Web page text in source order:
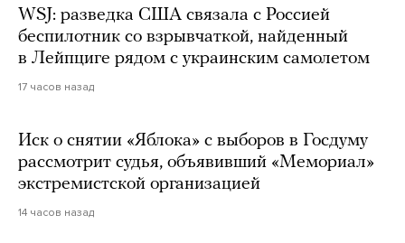
WSJ: разведка США связала с Россией
беспилотник со взрывчаткой, найденный
в Лейпциге рядом с украинским самолетом
17 часов назад
Иск о снятии «Яблока» с выборов в Госдуму
рассмотрит судья, объявивший «Мемориал»
экстремистской организацией
14 часов назад